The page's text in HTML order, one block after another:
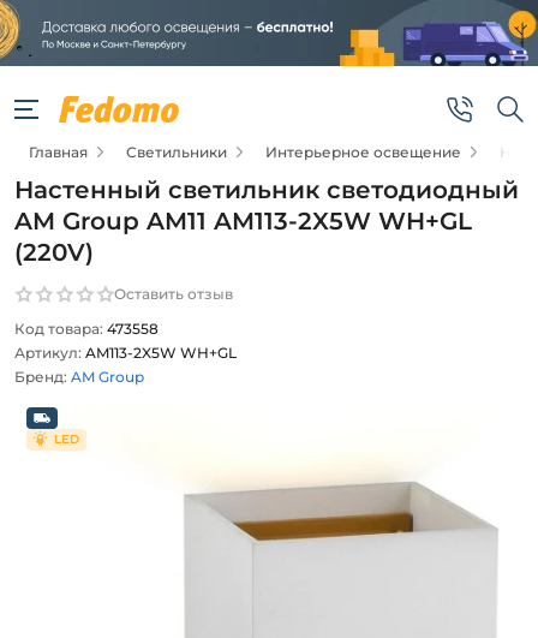
Главная Светильники Интерьерное освещение
Настенный светильник светодиодный
AM Group AM11 AM113-2X5W WH+GL
(220V)
Оставить отзыв
Код товара: 473558
Артикул: AM113-2X5W WH+GL
Бренд: AM Group